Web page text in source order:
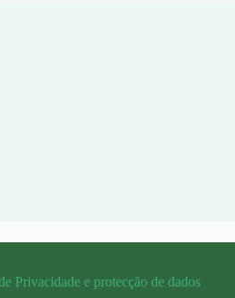
Privacidade e protecção de dados